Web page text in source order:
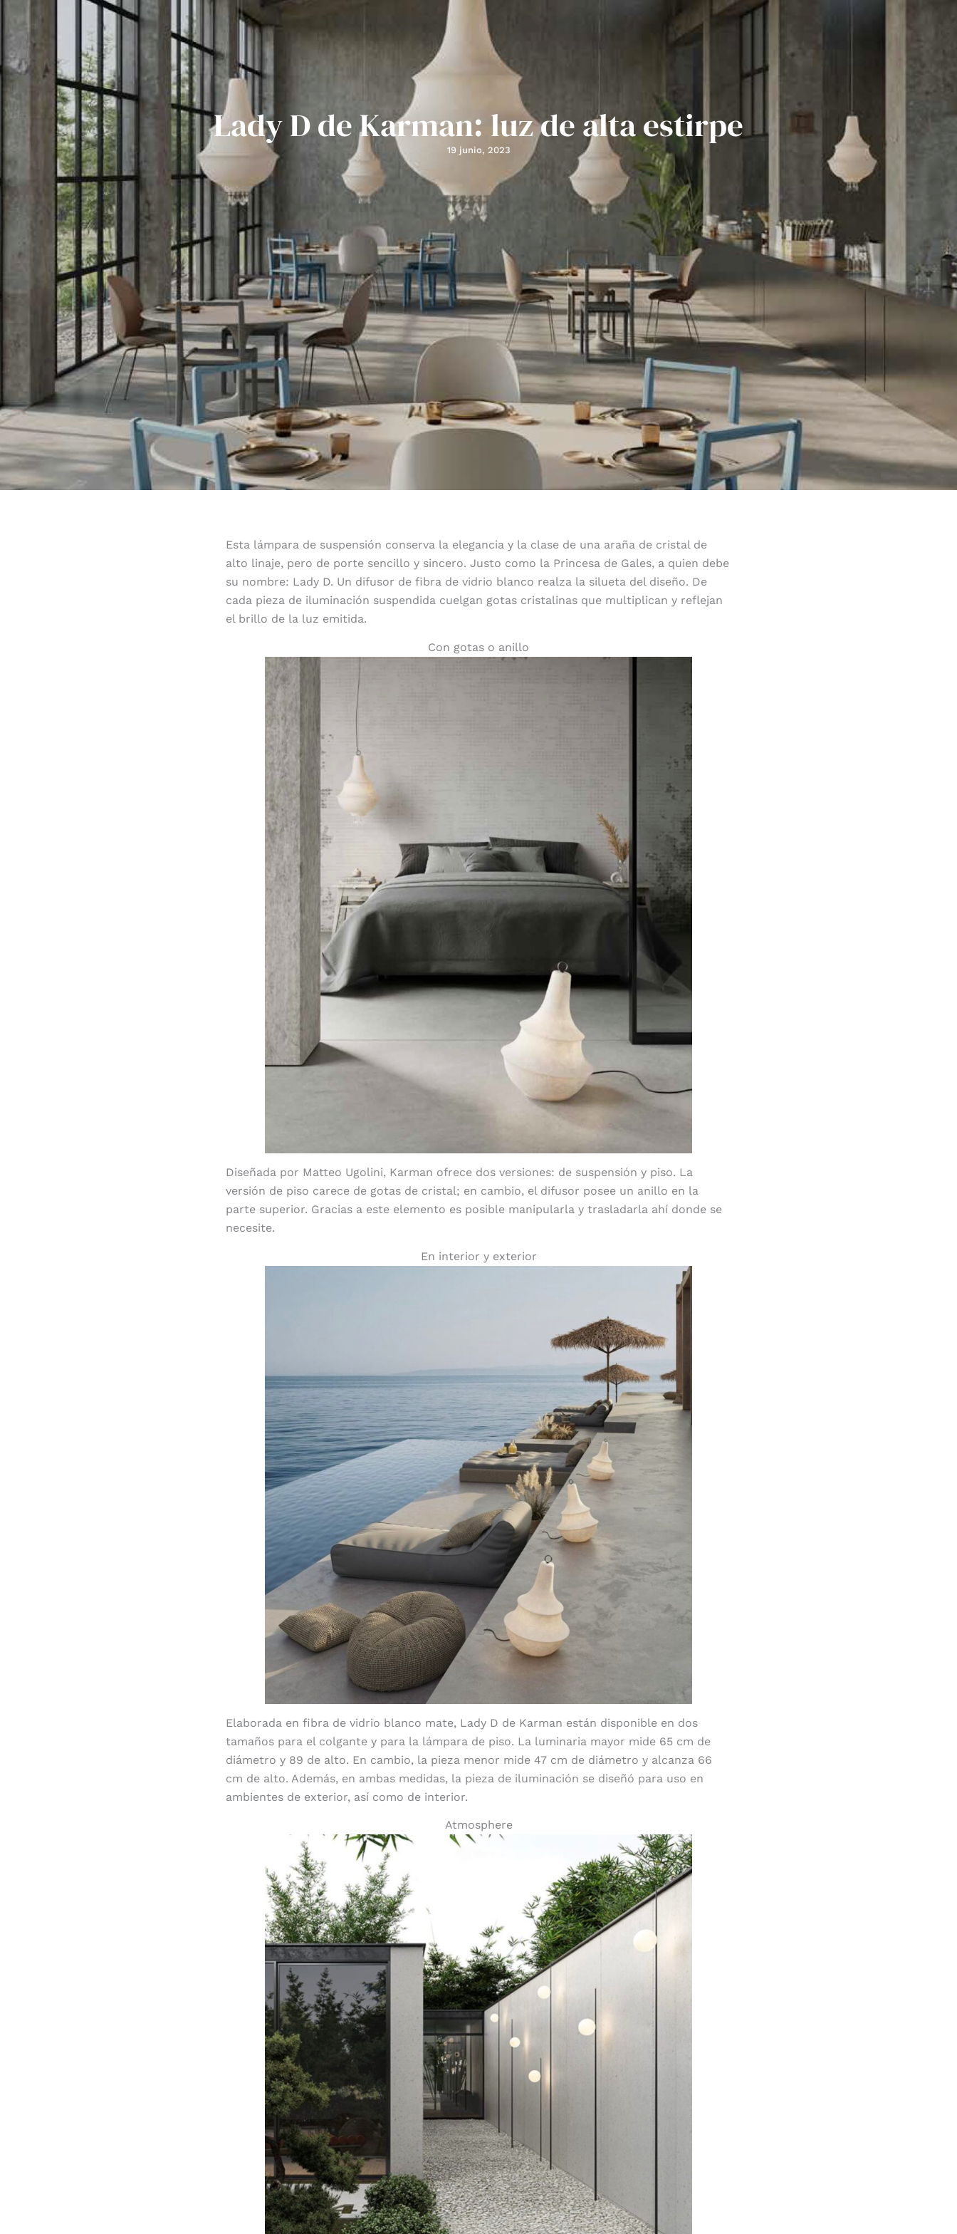
Lady D de Karman: luz de alta estirpe
19 junio, 2023
Esta lámpara de suspensión conserva la elegancia y la clase de una araña de cristal de
alto linaje, pero de porte sencillo y sincero. Justo como la Princesa de Gales, a quien debe
su nombre: Lady D. Un difusor de fibra de vidrio blanco realza la silueta del diseño. De
cada pieza de iluminación suspendida cuelgan gotas cristalinas que multiplican y reflejan
el brillo de la luz emitida.
Con gotas o anillo
Diseñada por Matteo Ugolini, Karman ofrece dos versiones: de suspensión y piso. La
versión de piso carece de gotas de cristal; en cambio, el difusor posee un anillo en la
parte superior. Gracias a este elemento es posible manipularla y trasladarla ahí donde se
necesite.
En interior y exterior
Elaborada en fibra de vidrio blanco mate, Lady D de Karman están disponible en dos
tamaños para el colgante y para la lámpara de piso. La luminaria mayor mide 65 cm de
diámetro y 89 de alto. En cambio, la pieza menor mide 47 cm de diámetro y alcanza 66
cm de alto. Además, en ambas medidas, la pieza de iluminación se diseñó para uso en
ambientes de exterior, así como de interior.
Atmosphere